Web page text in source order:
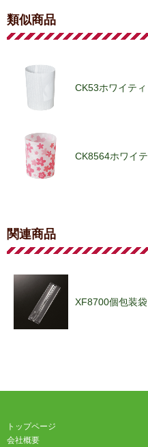
類似商品
CK53ホワイテ
CK8564ホワイ
ML-61トールカ
関連商品
XF8700個包装袋
トップページ
会社概要